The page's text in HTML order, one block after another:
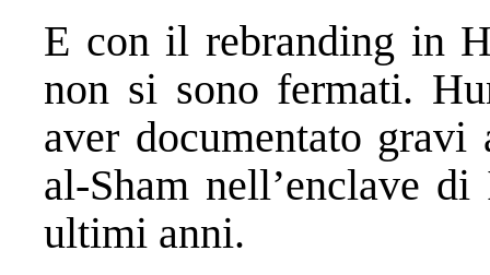
E con il rebranding in
non si sono fermati.
aver documentato
al-Sham nell’enclave
ultimi anni.